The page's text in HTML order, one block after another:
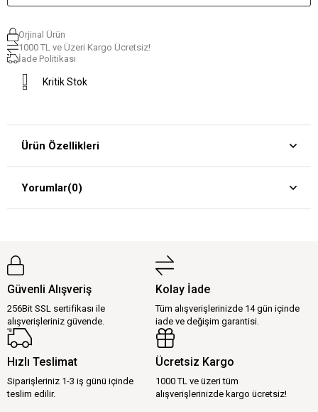
Orjinal Ürün
1000 TL ve Üzeri Kargo Ücretsiz!
İade Politikası
Kritik Stok
Ürün Özellikleri
Yorumlar(0)
Güvenli Alışveriş
256Bit SSL sertifikası ile
alışverişleriniz güvende.
Kolay İade
Tüm alışverişlerinizde 14 gün içinde
iade ve değişim garantisi.
Hızlı Teslimat
Siparişleriniz 1-3 iş günü içinde
teslim edilir.
Ücretsiz Kargo
1000 TL ve üzeri tüm
alışverişlerinizde kargo ücretsiz!